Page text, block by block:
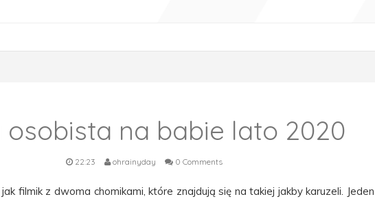
osobista na babie lato 2020
22:23 ohrainyday 0 Comments
filmik z dwoma chomikami, które znajdują się na takiej jakby karuzeli. Jeden